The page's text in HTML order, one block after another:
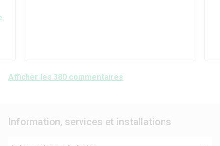
Afficher les 380 commentaires
Information, services et installations